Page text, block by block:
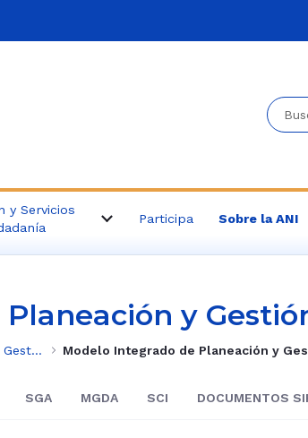
y Servicios
Participa Sobre la ANI
y
Sistema Integrado de Planeación y Gestión
SGA MGDA SCI DOCUMENTOS